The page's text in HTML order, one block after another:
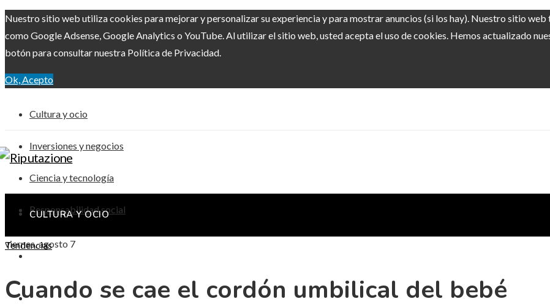
Nuestro sitio web utiliza cookies para mejorar y personalizar su experiencia y para mostrar anuncios (si los hay). Nuestro sitio
como Google Adsense, Google Analytics o YouTube. Al utilizar el sitio web, usted acepta el uso de cookies. Hemos actualizado
botón para consultar nuestra Política de Privacidad.
Ok, Acepto
Cultura y ocio
Inversiones y negocios
Ciencia y tecnología
Responsabilidad social
viernes, agosto 7
CULTURA Y OCIO
CIENCIA Y TECNOLOGÍA
Tendencias
Cuando se cae el cordón umbilical del bebé